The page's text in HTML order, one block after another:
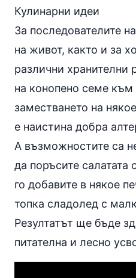
Кулинарни идеи
За последователите
на живот, както и за
различни
на конопено семе към
заместването на
е наистина добра
А възможностите са
да поръсите салатата
го добавите в някое
топка сладолед с
Резултатът ще бъде
питателна и лесно